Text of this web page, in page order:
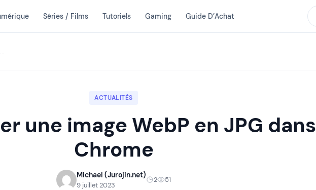
Séries / Films Tutoriels Gaming Guide D’Achat
ACTUALITÉS
une image WebP en JPG dans
Chrome
Michael (Jurojin.net)
9 juillet 2023
2 51